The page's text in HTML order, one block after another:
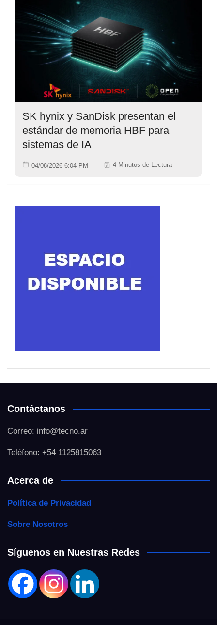
SK hynix y SanDisk presentan el
estándar de memoria HBF para
sistemas de IA
04/08/2026 6:04 PM 4 Minutos de Lectura
Contáctanos
Correo: info@tecno.ar
Teléfono: +54 1125815063
Acerca de
Política de Privacidad
Sobre Nosotros
Síguenos en Nuestras Redes